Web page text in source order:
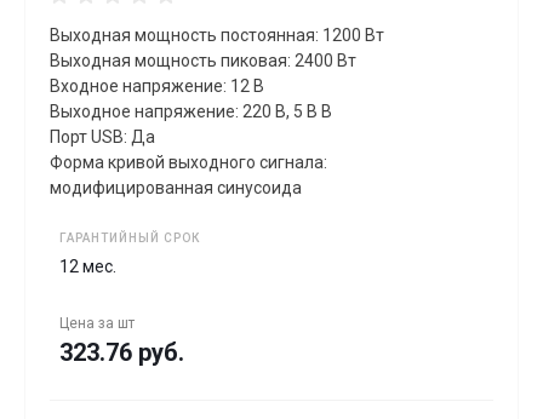
Выходная мощность постоянная: 1200 Вт
Выходная мощность пиковая: 2400 Вт
Входное напряжение: 12 В
Выходное напряжение: 220 В, 5 В В
Порт USB: Да
Форма кривой выходного сигнала:
модифицированная синусоида
ГАРАНТИЙНЫЙ СРОК
12 мес.
Цена за шт
323.76 руб.